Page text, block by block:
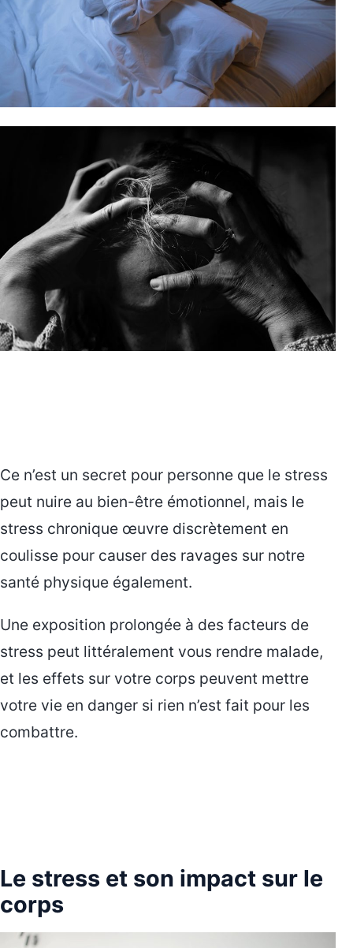
Ce n’est un secret pour personne que le stress
peut nuire au bien-être émotionnel, mais le
stress chronique œuvre discrètement en
coulisse pour causer des ravages sur notre
santé physique également.
Une exposition prolongée à des facteurs de
stress peut littéralement vous rendre malade,
et les effets sur votre corps peuvent mettre
votre vie en danger si rien n’est fait pour les
combattre.
Le stress et son impact sur le
corps